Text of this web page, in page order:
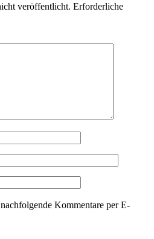
veröffentlicht. Erforderliche
Kommentare per E-